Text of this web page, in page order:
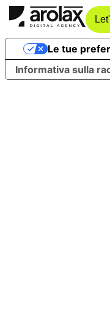
Informativa sulla
Le tue